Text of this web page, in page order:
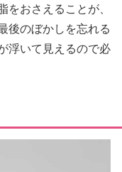
をおさえることが、
後のぼかしを忘れる
浮いて見えるので必